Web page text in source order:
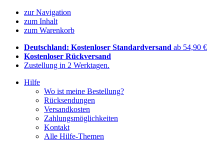
zur Navigation
zum Inhalt
zum Warenkorb
Deutschland: Kostenloser Standardversand ab 54,90 €
Kostenloser Rückversand
Zustellung in 2 Werktagen.
Hilfe
Wo ist meine Bestellung?
Rücksendungen
Versandkosten
Zahlungsmöglichkeiten
Kontakt
Alle Hilfe-Themen